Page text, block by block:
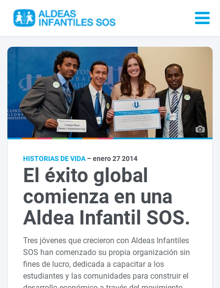
HISTORIAS DE VIDA– enero 27 2014
El éxito global
comienza en una
Aldea Infantil SOS.
Tres jóvenes que crecieron con Aldeas Infantiles
SOS han comenzado su propia organización sin
fines de lucro, dedicada a capacitar a los
estudiantes y las comunidades para construir el